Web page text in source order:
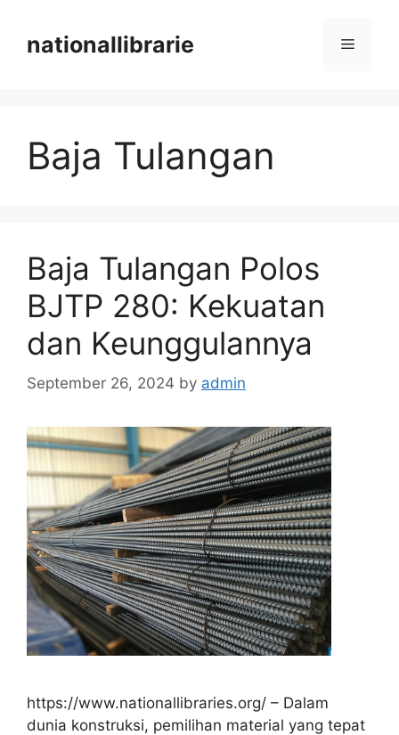
contentnationallibrarie Menu
Baja Tulangan
Baja Tulangan Polos
BJTP 280: Kekuatan
dan Keunggulannya
September 26, 2024 by admin
https://www.nationallibraries.org/ – Dalam
dunia konstruksi, pemilihan material yang tepat